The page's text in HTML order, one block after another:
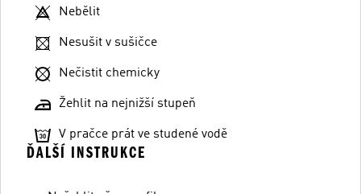
Nebělit
Nesušit v sušičce
Nečistit chemicky
Žehlit na nejnižší stupeň
V pračce prát ve studené vodě
ĎALŠÍ INSTRUKCE